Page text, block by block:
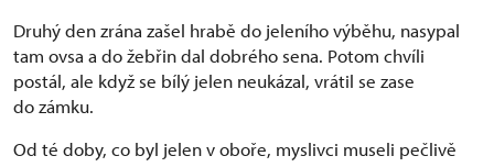
Druhý den zrána zašel hrabě do jeleního výběhu, nasypal
tam ovsa a do žebřin dal dobrého sena. Potom chvíli
postál, ale když se bílý jelen neukázal, vrátil se zase
do zámku.
Od té doby, co byl jelen v oboře, myslivci museli pečlivě